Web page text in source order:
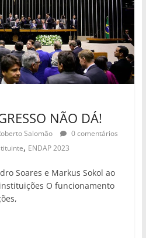
NÃO DÁ!
Salomão
0 comentários
, ENDAP 2023
Soares e Markus Sokol ao
O funcionamento